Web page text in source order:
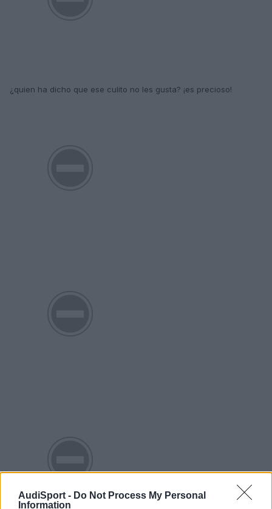
AudiSport - Do Not Process My Personal
Information
¿quien ha dicho que ese culito no les gusta? ¡es precioso!